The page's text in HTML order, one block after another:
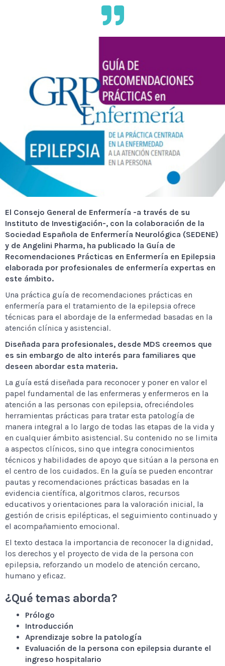
El Consejo General de Enfermería -a través de su
Instituto de Investigación-, con la colaboración de la
Sociedad Española de Enfermería Neurológica (SEDENE)
y de Angelini Pharma, ha publicado la Guía de
Recomendaciones Prácticas en Enfermería en Epilepsia
elaborada por profesionales de enfermería expertas en
este ámbito.
Una práctica guía de recomendaciones prácticas en
enfermería para el tratamiento de la epilepsia ofrece
técnicas para el abordaje de la enfermedad basadas en la
atención clínica y asistencial.
Diseñada para profesionales, desde MDS creemos que
es sin embargo de alto interés para familiares que
deseen abordar esta materia.
La guía está diseñada para reconocer y poner en valor el
papel fundamental de las enfermeras y enfermeros en la
atención a las personas con epilepsia, ofreciéndoles
herramientas prácticas para tratar esta patología de
manera integral a lo largo de todas las etapas de la vida y
en cualquier ámbito asistencial. Su contenido no se limita
a aspectos clínicos, sino que integra conocimientos
técnicos y habilidades de apoyo que sitúan a la persona en
el centro de los cuidados. En la guía se pueden encontrar
pautas y recomendaciones prácticas basadas en la
evidencia científica, algoritmos claros, recursos
educativos y orientaciones para la valoración inicial, la
gestión de crisis epilépticas, el seguimiento continuado y
el acompañamiento emocional.
El texto destaca la importancia de reconocer la dignidad,
los derechos y el proyecto de vida de la persona con
epilepsia, reforzando un modelo de atención cercano,
humano y eficaz.
¿Qué temas aborda?
Prólogo
Introducción
Aprendizaje sobre la patología
Evaluación de la persona con epilepsia durante el
ingreso hospitalario